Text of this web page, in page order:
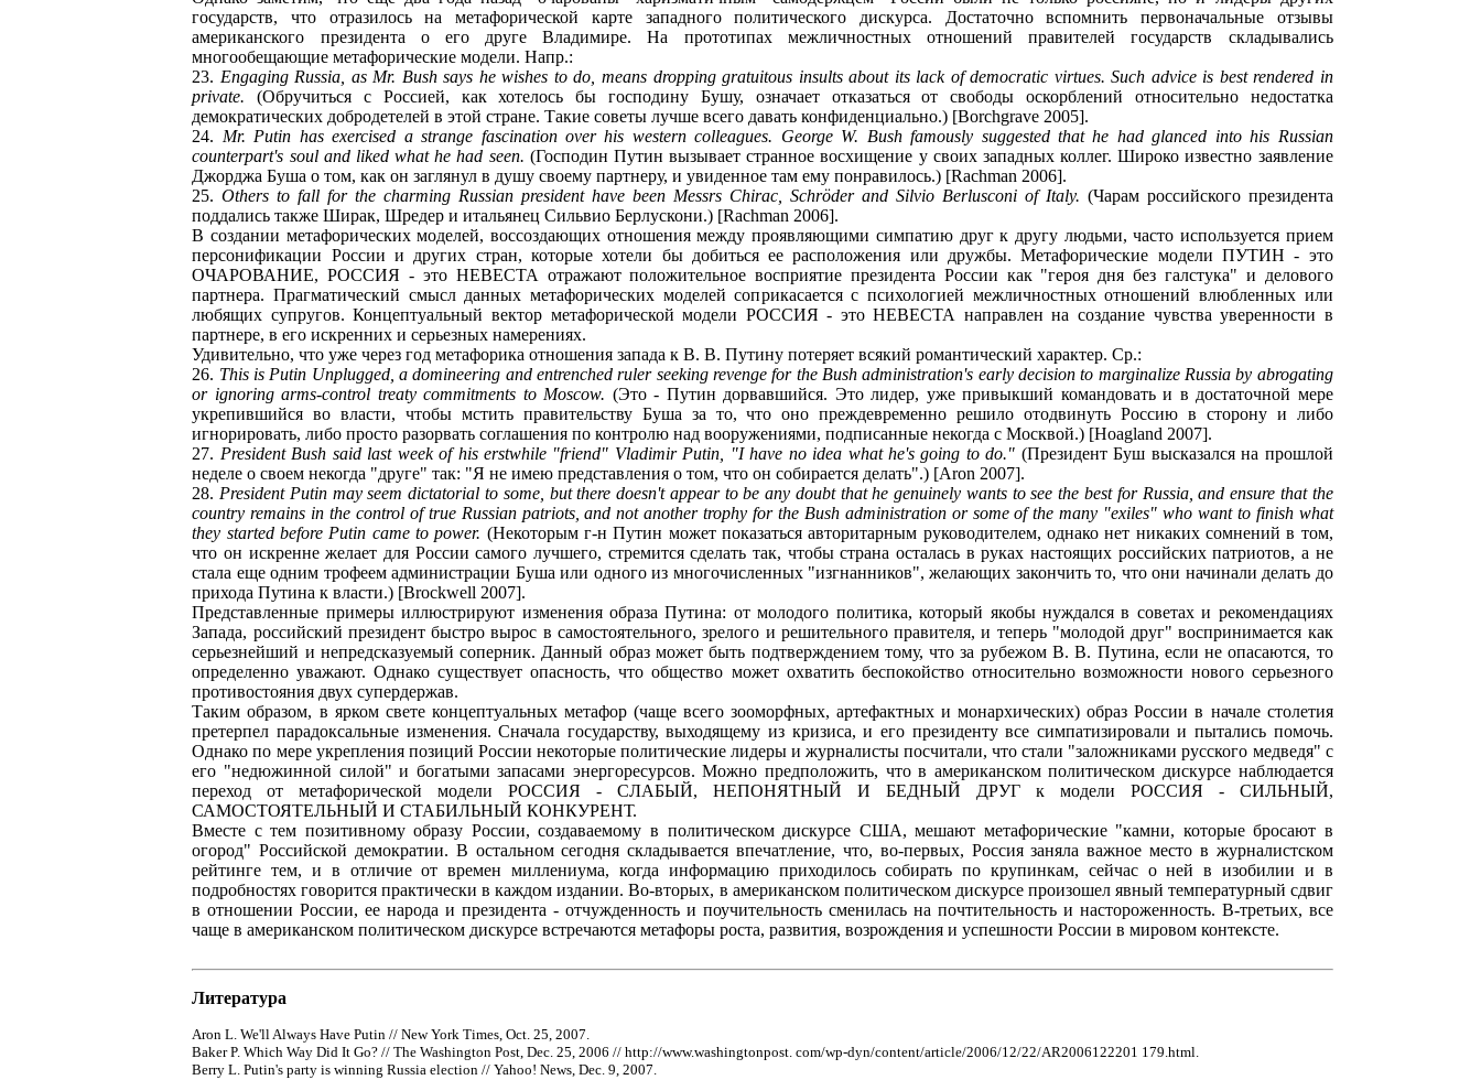
государств, что отразилось на метафорической карте западного политического дискурса. Достаточно вспомнить первоначальные отзывы
американского президента о его друге Владимире. На прототипах межличностных отношений правителей государств складывались
многообещающие метафорические модели. Напр.:
23. Engaging Russia, as Mr. Bush says he wishes to do, means dropping gratuitous insults about its lack of democratic virtues. Such advice is best rendered in
private. (Обручиться с Россией, как хотелось бы господину Бушу, означает отказаться от свободы оскорблений относительно недостатка
демократических добродетелей в этой стране. Такие советы лучше всего давать конфиденциально.) [Borchgrave 2005].
24. Mr. Putin has exercised a strange fascination over his western colleagues. George W. Bush famously suggested that he had glanced into his Russian
counterpart's soul and liked what he had seen. (Господин Путин вызывает странное восхищение у своих западных коллег. Широко известно заявление
Джорджа Буша о том, как он заглянул в душу своему партнеру, и увиденное там ему понравилось.) [Rachman 2006].
25.Others to fall for the charming Russian president have been Messrs Chirac, Schröder and Silvio Berlusconi of Italy. (Чарам российского президента
поддались также Ширак, Шредер и итальянец Сильвио Берлускони.) [Rachman 2006].
В создании метафорических моделей, воссоздающих отношения между проявляющими симпатию друг к другу людьми, часто используется прием
персонификации России и других стран, которые хотели бы добиться ее расположения или дружбы. Метафорические модели ПУТИН - это
ОЧАРОВАНИЕ, РОССИЯ - это НЕВЕСТА отражают положительное восприятие президента России как "героя дня без галстука" и делового
партнера. Прагматический смысл данных метафорических моделей соприкасается с психологией межличностных отношений влюбленных или
любящих супругов. Концептуальный вектор метафорической модели РОССИЯ - это НЕВЕСТА направлен на создание чувства уверенности в
партнере, в его искренних и серьезных намерениях.
Удивительно, что уже через год метафорика отношения запада к В. В. Путину потеряет всякий романтический характер. Ср.:
26. This is Putin Unplugged, a domineering and entrenched ruler seeking revenge for the Bush administration's early decision to marginalize Russia by abrogating
or ignoring arms-control treaty commitments to Moscow. (Это - Путин дорвавшийся. Это лидер, уже привыкший командовать и в достаточной мере
укрепившийся во власти, чтобы мстить правительству Буша за то, что оно преждевременно решило отодвинуть Россию в сторону и либо
игнорировать, либо просто разорвать соглашения по контролю над вооружениями, подписанные некогда с Москвой.) [Hoagland 2007].
27. President Bush said last week of his erstwhile "friend" Vladimir Putin, "I have no idea what he's going to do." (Президент Буш высказался на прошлой
неделе о своем некогда "друге" так: "Я не имею представления о том, что он собирается делать".) [Aron 2007].
28. President Putin may seem dictatorial to some, but there doesn't appear to be any doubt that he genuinely wants to see the best for Russia, and ensure that the
country remains in the control of true Russian patriots, and not another trophy for the Bush administration or some of the many "exiles" who want to finish what
they started before Putin came to power. (Некоторым г-н Путин может показаться авторитарным руководителем, однако нет никаких сомнений в том,
что он искренне желает для России самого лучшего, стремится сделать так, чтобы страна осталась в руках настоящих российских патриотов, а не
стала еще одним трофеем администрации Буша или одного из многочисленных "изгнанников", желающих закончить то, что они начинали делать до
прихода Путина к власти.) [Brockwell 2007].
Представленные примеры иллюстрируют изменения образа Путина: от молодого политика, который якобы нуждался в советах и рекомендациях
Запада, российский президент быстро вырос в самостоятельного, зрелого и решительного правителя, и теперь "молодой друг" воспринимается как
серьезнейший и непредсказуемый соперник. Данный образ может быть подтверждением тому, что за рубежом В. В. Путина, если не опасаются, то
определенно уважают. Однако существует опасность, что общество может охватить беспокойство относительно возможности нового серьезного
противостояния двух супердержав.
Таким образом, в ярком свете концептуальных метафор (чаще всего зооморфных, артефактных и монархических) образ России в начале столетия
претерпел парадоксальные изменения. Сначала государству, выходящему из кризиса, и его президенту все симпатизировали и пытались помочь.
Однако по мере укрепления позиций России некоторые политические лидеры и журналисты посчитали, что стали "заложниками русского медведя" с
его "недюжинной силой" и богатыми запасами энергоресурсов. Можно предположить, что в американском политическом дискурсе наблюдается
переход от метафорической модели РОССИЯ - СЛАБЫЙ, НЕПОНЯТНЫЙ И БЕДНЫЙ ДРУГ к модели РОССИЯ - СИЛЬНЫЙ,
САМОСТОЯТЕЛЬНЫЙ И СТАБИЛЬНЫЙ КОНКУРЕНТ.
Вместе с тем позитивному образу России, создаваемому в политическом дискурсе США, мешают метафорические "камни, которые бросают в
огород" Российской демократии. В остальном сегодня складывается впечатление, что, во-первых, Россия заняла важное место в журналистском
рейтинге тем, и в отличие от времен миллениума, когда информацию приходилось собирать по крупинкам, сейчас о ней в изобилии и в
подробностях говорится практически в каждом издании. Во-вторых, в американском политическом дискурсе произошел явный температурный сдвиг
в отношении России, ее народа и президента - отчужденность и поучительность сменилась на почтительность и настороженность. В-третьих, все
чаще в американском политическом дискурсе встречаются метафоры роста, развития, возрождения и успешности России в мировом контексте.
Литература
Aron L. We'll Always Have Putin // New York Times, Oct. 25, 2007.
Baker P. Which Way Did It Go? // The Washington Post, Dec. 25, 2006 // http://www.washingtonpost. com/wp-dyn/content/article/2006/12/22/AR2006122201 179.html.
Berry L. Putin's party is winning Russia election // Yahoo! News, Dec. 9, 2007.